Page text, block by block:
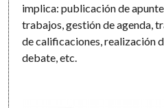
implica: publicación de
trabajos, gestión de agenda,
de calificaciones, realización
debate, etc.